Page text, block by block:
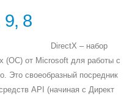
9, 8
DirectX – набор
(ОС) от Microsoft для работы с
Это своеобразный посредник
API (начиная с Директ